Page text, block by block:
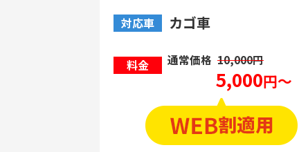
対応車 カゴ車
料金 通常価格 10,000円
5,000円～